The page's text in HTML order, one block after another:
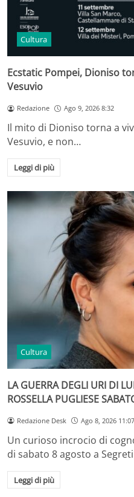
Cultura
Ecstatic Pompei, Dioniso
Vesuvio
Redazione Ago 9, 2026 8:32
Il mito di Dioniso torna a
Vesuvio, e non…
Leggi di più
Cultura
LA GUERRA DEGLI URI DI
ROSSELLA PUGLIESE
Redazione Desk Ago 8, 2026 11:07
Un curioso incrocio di
di sabato 8 agosto a
Leggi di più